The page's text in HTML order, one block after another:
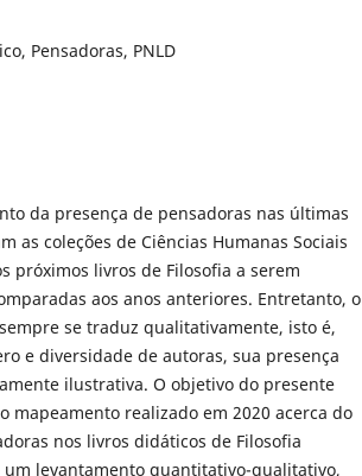
Pensadoras, PNLD
da presença de pensadoras nas últimas
as coleções de Ciências Humanas Sociais
próximos livros de Filosofia a serem
aos anos anteriores. Entretanto, o
se traduz qualitativamente, isto é,
e diversidade de autoras, sua presença
ilustrativa. O objetivo do presente
mapeamento realizado em 2020 acerca do
nos livros didáticos de Filosofia
levantamento quantitativo-qualitativo,